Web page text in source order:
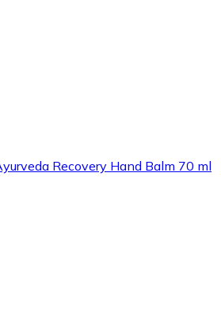
Recovery Hand Balm 70 ml